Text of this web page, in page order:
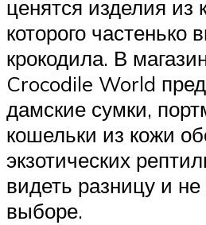
ценятся изделия из
которого частенько
крокодила. В
Crocodile World
дамские сумки,
кошельки из кожи
экзотических
видеть разницу и
выборе.